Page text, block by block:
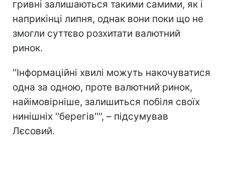
гривні залишаються такими самими, як і
наприкінці липня, однак вони поки що не
змогли суттєво розхитати валютний
ринок.
''Інформаційні хвилі можуть накочуватися
одна за одною, проте валютний ринок,
найімовірніше, залишиться побіля своїх
нинішніх ''берегів'''', – підсумував
Лєсовий.